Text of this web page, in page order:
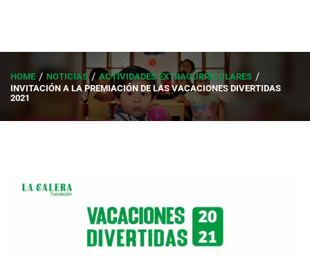
HOME NOTICIAS
ACTIVIDADES EXTRACURRICULARES
INVITACIÓN A LA PREMIACIÓN DE LAS VACACIONES DIVERTIDAS
2021